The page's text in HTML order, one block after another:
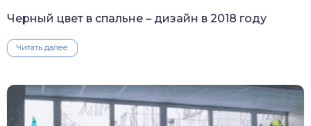
Черный цвет в спальне – дизайн в 2018 году
Читать далее